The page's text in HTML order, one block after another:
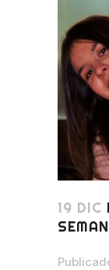
19 DIC